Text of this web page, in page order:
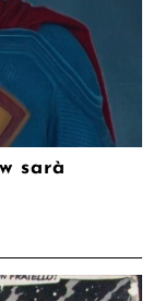
sarà